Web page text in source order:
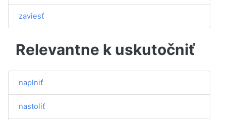
zaviesť
Relevantne k uskutočniť
naplniť
nastoliť